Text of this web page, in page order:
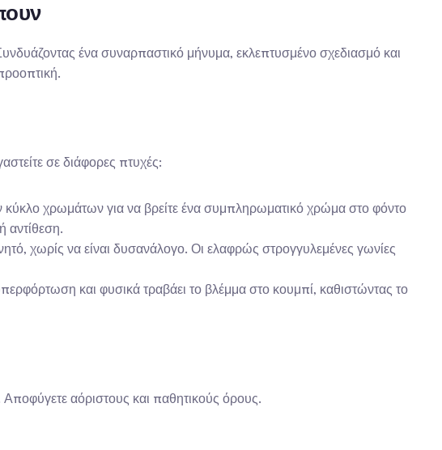
ένα συναρπαστικό μήνυμα, εκλεπτυσμένο σχεδιασμό και
σε διάφορες πτυχές:
κύκλο χρωμάτων για να βρείτε ένα συμπληρωματικό χρώμα στο φόντο
αντίθεση.
χωρίς να είναι δυσανάλογο. Οι ελαφρώς στρογγυλεμένες γωνίες
και φυσικά τραβάει το βλέμμα στο κουμπί, καθιστώντας το
αόριστους και παθητικούς όρους.